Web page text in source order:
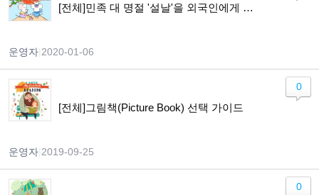
[전체]민족 대 명절 '설날'을 외국인에게 소개하기!!
운영자 2020-01-06
[전체]그림책(Picture Book) 선택 가이드
운영자 2019-09-25
0
0